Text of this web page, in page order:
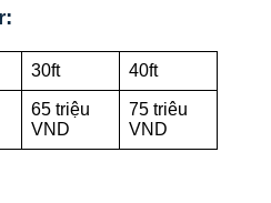
30ft 40ft
65 triệu
VND
75 triêu
VND